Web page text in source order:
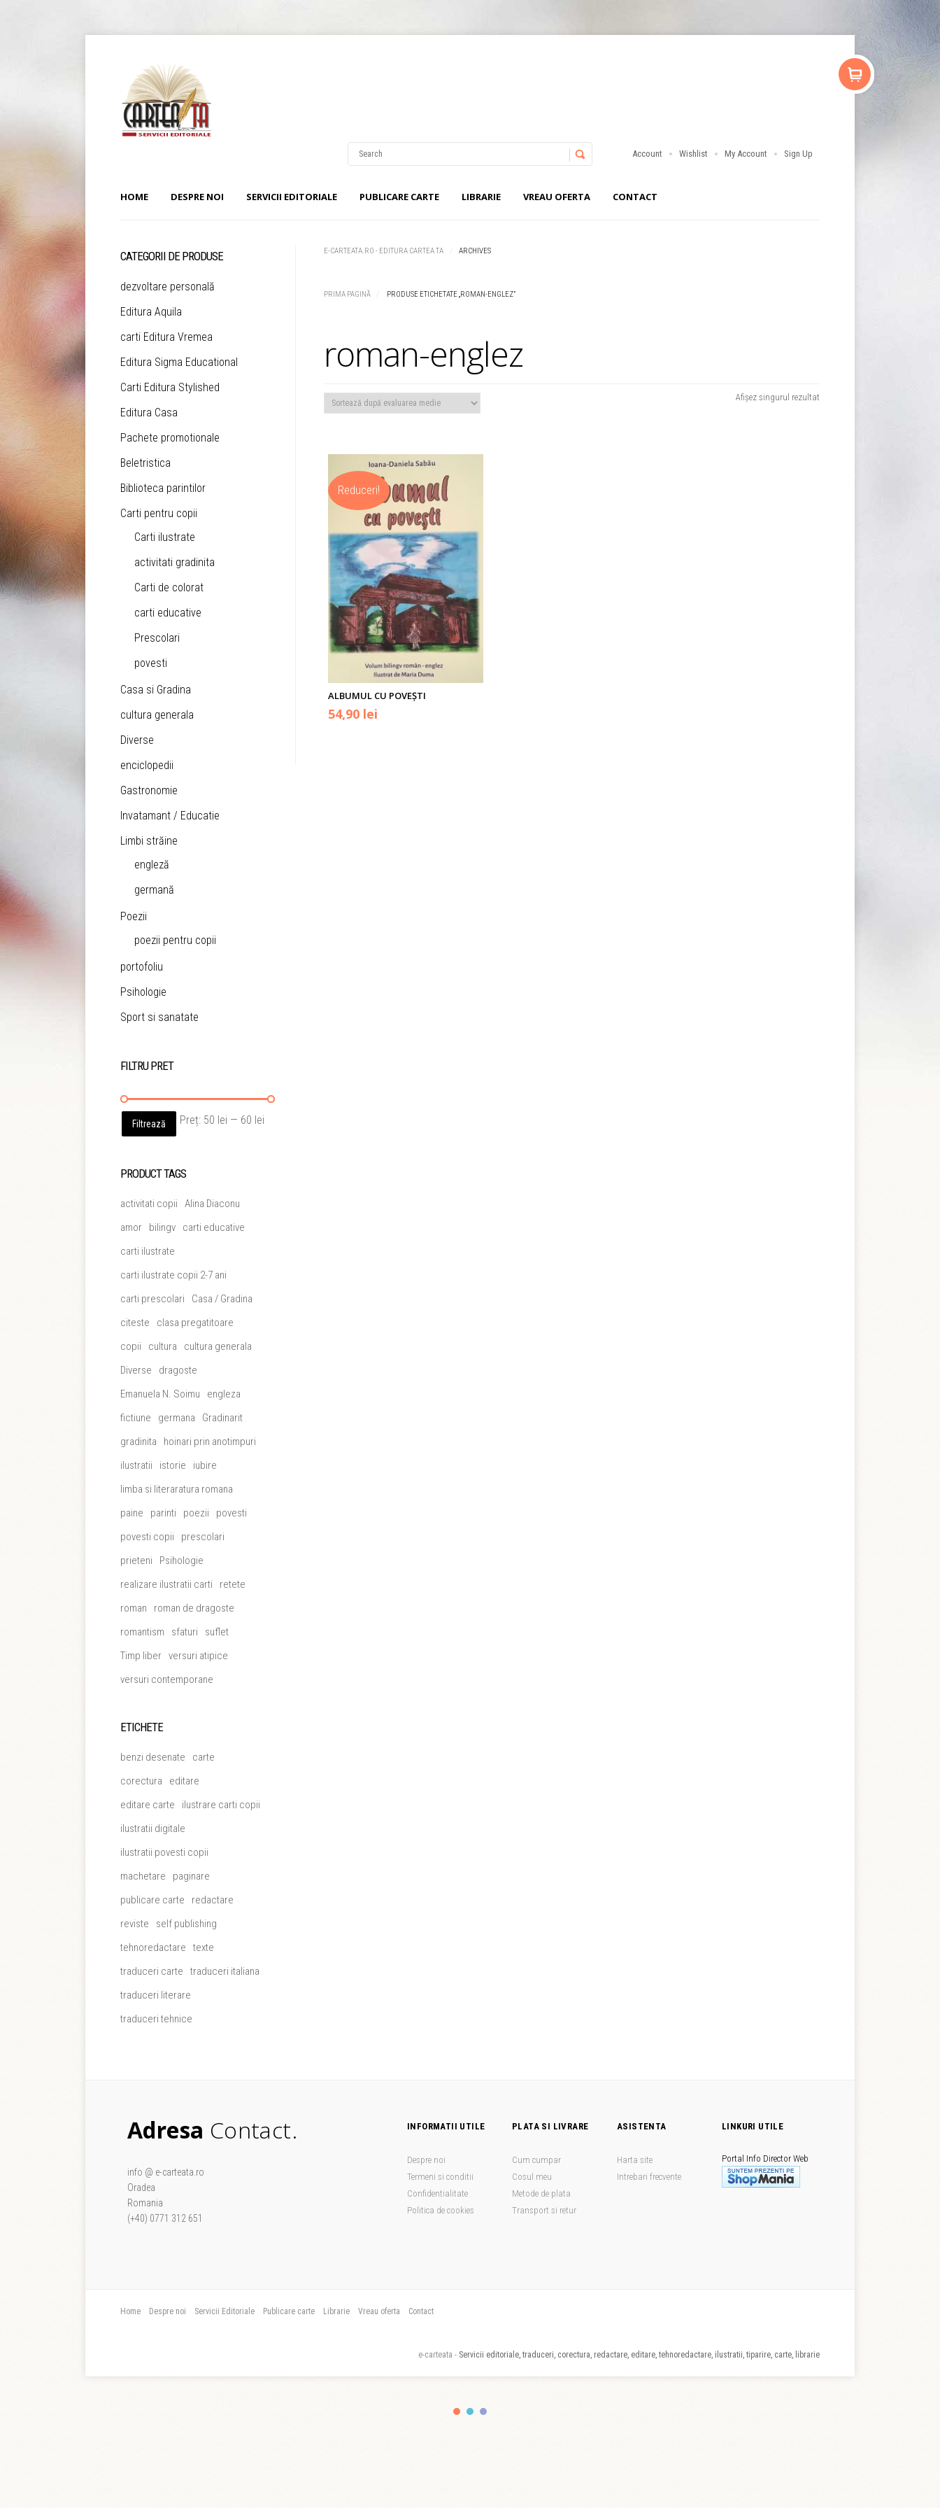
Account Wishlist My Account Sign Up
HOME DESPRE NOI SERVICII EDITORIALE PUBLICARE CARTE LIBRARIE VREAU OFERTA CONTACT
E-CARTEATA.RO - EDITURA CARTEA TA ARCHIVES
PRIMA PAGINĂ PRODUSE ETICHETATE „ROMAN-ENGLEZ”
roman-englez
Afișez singurul rezultat
Reduceri!
ALBUMUL CU POVEȘTI
Prețul
54,90 lei
CATEGORII DE PRODUSE
dezvoltare personală
Editura Aquila
carti Editura Vremea
Editura Sigma Educational
Carti Editura Stylished
Editura Casa
Pachete promotionale
Beletristica
Biblioteca parintilor
Carti pentru copii
Carti ilustrate
activitati gradinita
Carti de colorat
carti educative
Prescolari
povesti
Casa si Gradina
cultura generala
Diverse
enciclopedii
Gastronomie
Invatamant / Educatie
Limbi străine
engleză
germană
Poezii
poezii pentru copii
portofoliu
Psihologie
Sport si sanatate
FILTRU PRET
minim
maxim
Filtrează Preț: 50 lei — 60 lei
PRODUCT TAGS
activitati copii
Alina Diaconu
amor
bilingv
carti educative
carti ilustrate
carti ilustrate copii 2-7 ani
carti prescolari
Casa / Gradina
citeste
clasa pregatitoare
copii
cultura
cultura generala
Diverse
dragoste
Emanuela N. Soimu
engleza
fictiune
germana
Gradinarit
gradinita
hoinari prin anotimpuri
ilustratii
istorie
iubire
limba si literaratura romana
paine
parinti poezii
povesti
povesti copii
prescolari
prieteni
Psihologie
realizare ilustratii carti
retete
roman
roman de dragoste
romantism
sfaturi
suflet
Timp liber versuri atipice
versuri contemporane
ETICHETE
benzi desenate
carte
corectura
editare
editare carte
ilustrare carti copii
ilustratii digitale
ilustratii povesti copii
machetare
paginare
publicare carte
redactare
reviste
self publishing
tehnoredactare
texte
traduceri carte
traduceri italiana
traduceri literare
traduceri tehnice
Adresa Contact.
info @ e-carteata.ro
Oradea
Romania
(+40) 0771 312 651
INFORMATII UTILE
Despre noi
Termeni si conditii
Confidentialitate
Politica de cookies
PLATA SI LIVRARE
Cum cumpar
Cosul meu
Metode de plata
Transport si retur
ASISTENTA
Harta site
Intrebari frecvente
LINKURI UTILE
Portal Info Director Web
Home Despre noi Servicii Editoriale Publicare carte Librarie Vreau oferta Contact
e-carteata - Servicii editoriale, traduceri, corectura, redactare, editare, tehnoredactare, ilustratii, tiparire, carte, librarie
Password
Remember Me